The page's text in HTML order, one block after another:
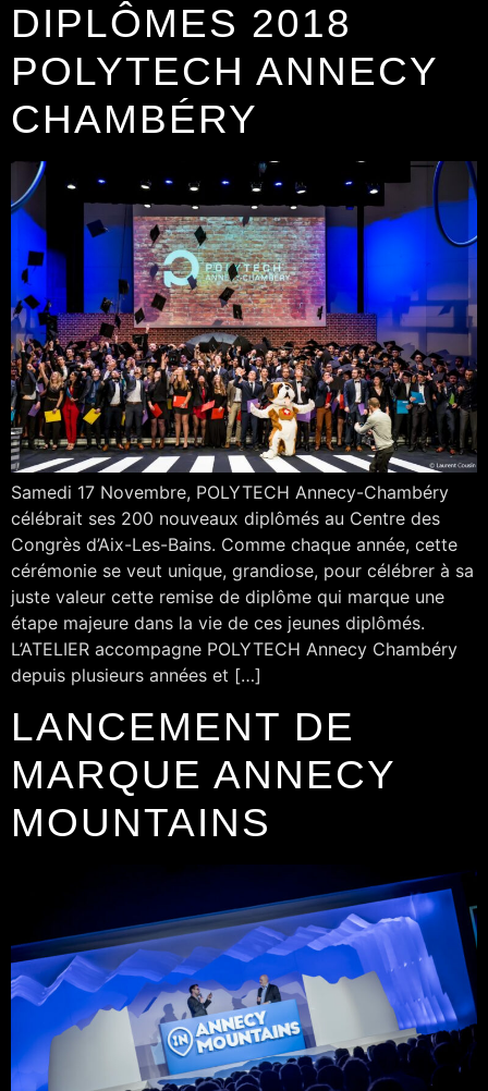
DIPLÔMES 2018
POLYTECH ANNECY
CHAMBÉRY
Samedi 17 Novembre, POLYTECH Annecy-Chambéry
célébrait ses 200 nouveaux diplômés au Centre des
Congrès d’Aix-Les-Bains. Comme chaque année, cette
cérémonie se veut unique, grandiose, pour célébrer à sa
juste valeur cette remise de diplôme qui marque une
étape majeure dans la vie de ces jeunes diplômés.
L’ATELIER accompagne POLYTECH Annecy Chambéry
depuis plusieurs années et […]
LANCEMENT DE
MARQUE ANNECY
MOUNTAINS